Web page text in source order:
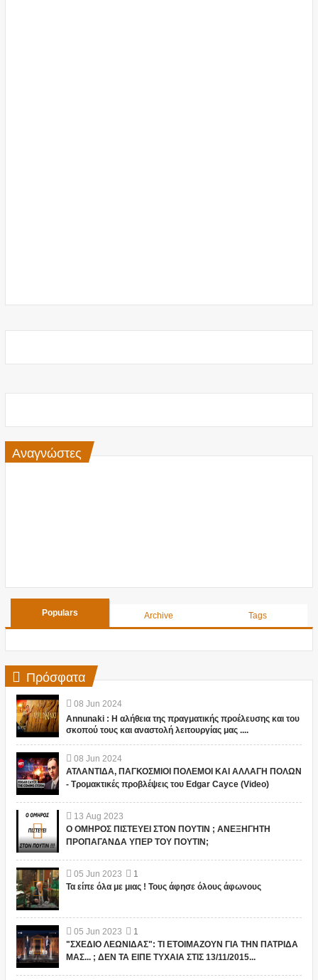
Αναγνώστες
Populars Archive Tags
Πρόσφατα
08 Jun 2024
Annunaki : Η αλήθεια της πραγματικής προέλευσης και του
σκοπού τους και αναστολή λειτουργίας μας ....
08 Jun 2024
ΑΤΛΑΝΤΙΔΑ, ΠΑΓΚΟΣΜΙΟΙ ΠΟΛΕΜΟΙ ΚΑΙ ΑΛΛΑΓΗ ΠΟΛΩΝ
- Τρομακτικές προβλέψεις του Edgar Cayce (Video)
13 Aug 2023
Ο ΟΜΗΡΟΣ ΠΙΣΤΕΥΕΙ ΣΤΟΝ ΠΟΥΤΙΝ ; ΑΝΕΞΗΓΗΤΗ
ΠΡΟΠΑΓΑΝΔΑ ΥΠΕΡ ΤΟΥ ΠΟΥΤΙΝ;
05 Jun 2023
1
Τα είπε όλα με μιας ! Τους άφησε όλους άφωνους
05 Jun 2023
1
"ΣΧΕΔΙΟ ΛΕΩΝΙΔΑΣ": ΤΙ ΕΤΟΙΜΑΖΟΥΝ ΓΙΑ ΤΗΝ ΠΑΤΡΙΔΑ
ΜΑΣ... ; ΔΕΝ ΤΑ ΕΙΠΕ ΤΥΧΑΙΑ ΣΤΙΣ 13/11/2015...